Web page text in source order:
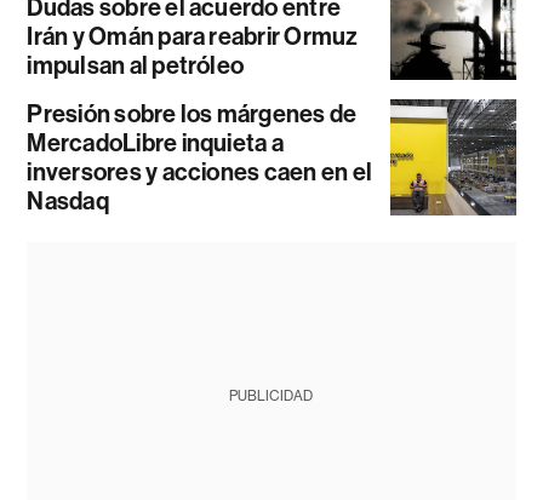
Dudas sobre el acuerdo entre
Irán y Omán para reabrir Ormuz
impulsan al petróleo
Presión sobre los márgenes de
MercadoLibre inquieta a
inversores y acciones caen en el
Nasdaq
PUBLICIDAD